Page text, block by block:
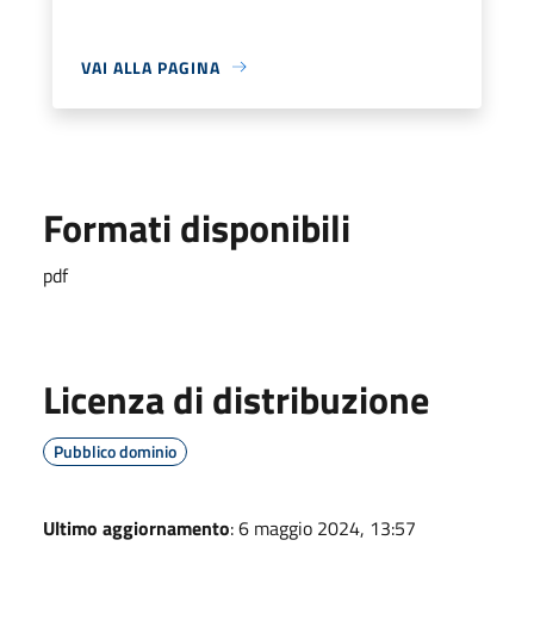
VAI ALLA PAGINA
Formati disponibili
pdf
Licenza di distribuzione
Pubblico dominio
Ultimo aggiornamento: 6 maggio 2024, 13:57